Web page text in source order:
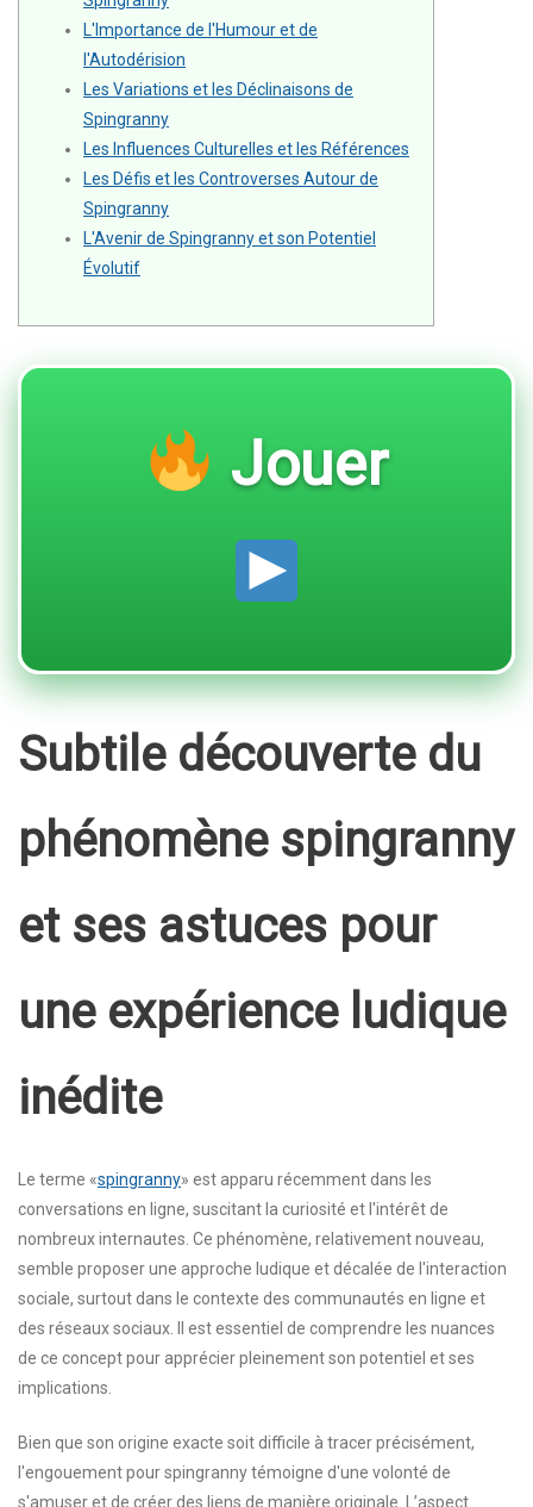
L'Importance de l'Humour et de
l'Autodérision
Les Variations et les Déclinaisons de
Spingranny
Les Influences Culturelles et les Références
Les Défis et les Controverses Autour de
Spingranny
L'Avenir de Spingranny et son Potentiel
Évolutif
Jouer
Subtile découverte du
phénomène spingranny
et ses astuces pour
une expérience ludique
inédite
Le terme «spingranny» est apparu récemment dans les
conversations en ligne, suscitant la curiosité et l'intérêt de
nombreux internautes. Ce phénomène, relativement nouveau,
semble proposer une approche ludique et décalée de l'interaction
sociale, surtout dans le contexte des communautés en ligne et
des réseaux sociaux. Il est essentiel de comprendre les nuances
de ce concept pour apprécier pleinement son potentiel et ses
implications.
Bien que son origine exacte soit difficile à tracer précisément,
l'engouement pour spingranny témoigne d'une volonté de
s'amuser et de créer des liens de manière originale. L’aspect